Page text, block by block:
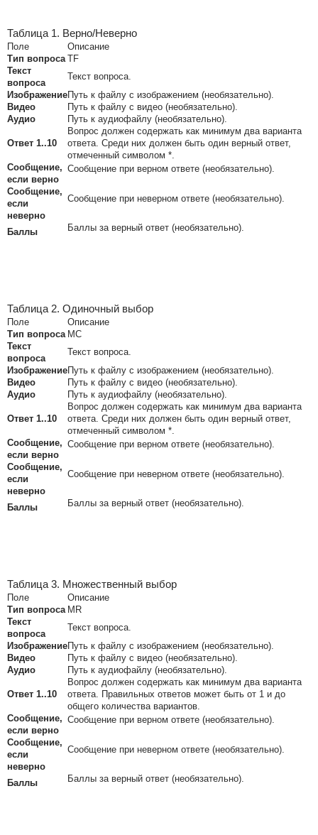
Таблица 1. Верно/Неверно
Поле
Описание
Тип вопроса TF
Текст
вопроса
Текст вопроса.
ИзображениеПуть к файлу с изображением (необязательно).
Видео
Путь к файлу с видео (необязательно).
Аудио
Путь к аудиофайлу (необязательно).
Ответ 1..10
Вопрос должен содержать как минимум два варианта
ответа. Среди них должен быть один верный ответ,
отмеченный символом *.
Сообщение,
если верно
Сообщение при верном ответе (необязательно).
Сообщение,
если
неверно
Сообщение при неверном ответе (необязательно).
Баллы Баллы за верный ответ (необязательно).
Таблица 2. Одиночный выбор
Поле
Описание
Тип вопроса MC
Текст
вопроса
Текст вопроса.
ИзображениеПуть к файлу с изображением (необязательно).
Видео
Путь к файлу с видео (необязательно).
Аудио
Путь к аудиофайлу (необязательно).
Ответ 1..10
Вопрос должен содержать как минимум два варианта
ответа. Среди них должен быть один верный ответ,
отмеченный символом *.
Сообщение,
если верно
Сообщение при верном ответе (необязательно).
Сообщение,
если
неверно
Сообщение при неверном ответе (необязательно).
Баллы Баллы за верный ответ (необязательно).
Таблица 3. Множественный выбор
Поле
Описание
Тип вопроса MR
Текст
вопроса
Текст вопроса.
ИзображениеПуть к файлу с изображением (необязательно).
Видео
Путь к файлу с видео (необязательно).
Аудио
Путь к аудиофайлу (необязательно).
Ответ 1..10
Вопрос должен содержать как минимум два варианта
ответа. Правильных ответов может быть от 1 и до
общего количества вариантов.
Сообщение,
если верно
Сообщение при верном ответе (необязательно).
Сообщение,
если
неверно
Сообщение при неверном ответе (необязательно).
Баллы Баллы за верный ответ (необязательно).